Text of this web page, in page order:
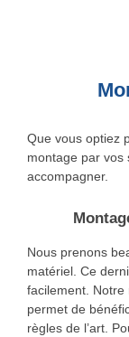
Que vous optiez
montage par vos
accompagner.
Nous prenons
matériel. Ce
facilement.
permet de
règles de l’art.